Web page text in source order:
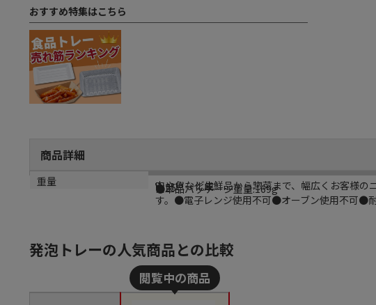
おすすめ特集はこちら
商品詳細
商品説明
肉や魚など生鮮品から惣菜まで、幅広くお客様
す。●電子レンジ使用不可●オーブン使用不可●
メーカー名
シーピー化成
シリーズ名
V
規格
V-25
カラー
白
重量
●単品パッケージ重量:169g
発泡トレーの人気商品との比較